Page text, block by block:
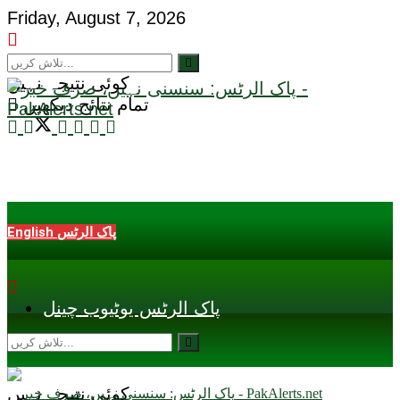
Friday, August 7, 2026
کوئی نتیجہ نہیں
تمام نتائج دیکھیں
English پاک الرٹس
پاک الرٹس یوٹیوب چینل
کوئی نتیجہ نہیں